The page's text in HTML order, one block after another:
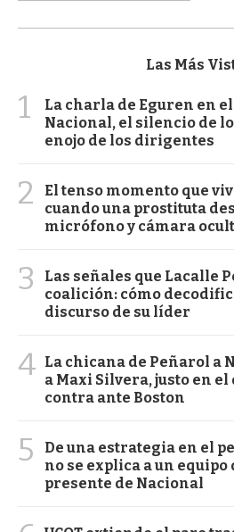
Las Más
1
La charla de Eguren en
Nacional, el silencio de
enojo de los dirigentes
2
El tenso momento que
cuando una prostituta
micrófono y cámara
3
Las señales que Lacalle
coalición: cómo
discurso de su líder
4 La chicana de Peñarol a
a Maxi Silvera, justo en el
contra ante Boston
5
De una estrategia en el
no se explica a un
presente de Nacional